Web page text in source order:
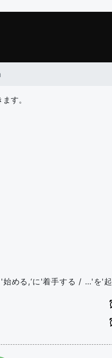
す。
める,‘に'着手する / …'を'